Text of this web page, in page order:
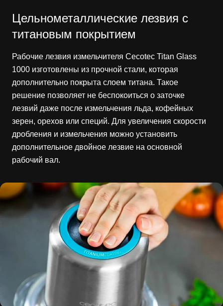
Цельнометаллические лезвия с
титановым покрытием
Рабочие лезвия измельчителя Cecotec Titan Glass
1000 изготовлены из прочной стали, которая
дополнительно покрыта слоем титана. Такое
решение позволяет не беспокоиться о заточке
лезвий даже после измельчения льда, кофейных
зерен, орехов или специй. Для увеличения скорости
дробления и измельчения можно установить
дополнительное двойное лезвие на основной
рабочий вал.